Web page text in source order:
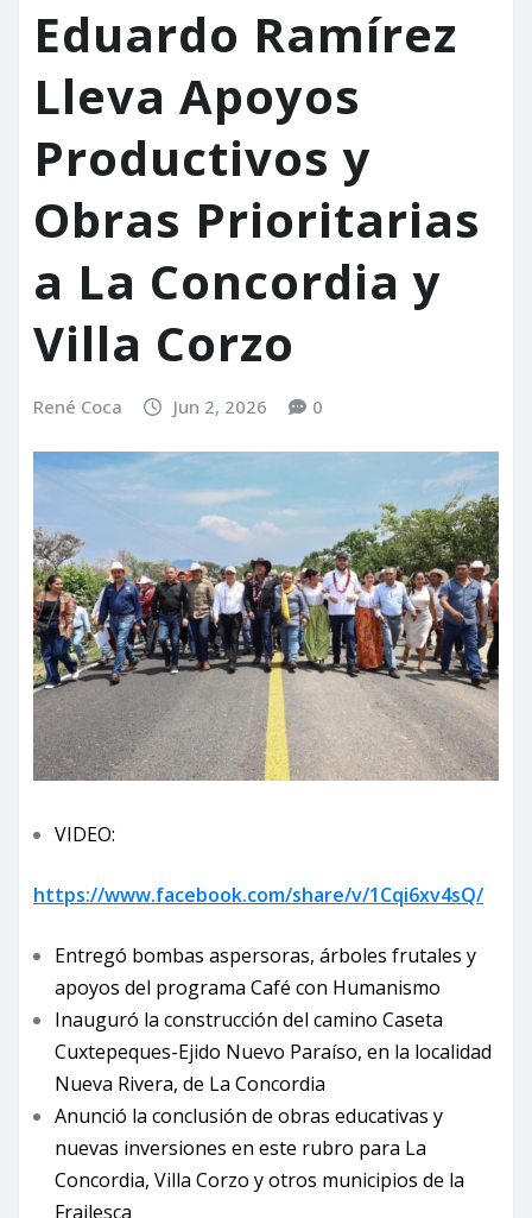
Eduardo Ramírez
Lleva Apoyos
Productivos y
Obras Prioritarias
a La Concordia y
Villa Corzo
René Coca Jun 2, 2026 0
VIDEO:
https://www.facebook.com/share/v/1Cqi6xv4sQ/
Entregó bombas aspersoras, árboles frutales y
apoyos del programa Café con Humanismo
Inauguró la construcción del camino Caseta
Cuxtepeques-Ejido Nuevo Paraíso, en la localidad
Nueva Rivera, de La Concordia
Anunció la conclusión de obras educativas y
nuevas inversiones en este rubro para La
Concordia, Villa Corzo y otros municipios de la
Frailesca